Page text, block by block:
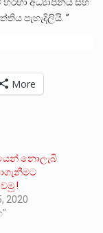
අධ්‍යාපනය සහ
පැහැදිලියි. ”
More
නොලැබි
!
2020